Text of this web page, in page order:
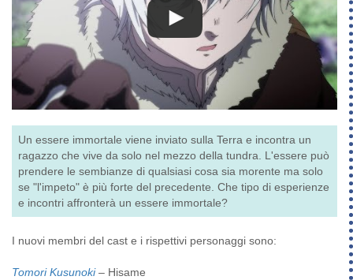
Un essere immortale viene inviato sulla Terra e incontra un
ragazzo che vive da solo nel mezzo della tundra. L'essere può
prendere le sembianze di qualsiasi cosa sia morente ma solo
se "l'impeto" è più forte del precedente. Che tipo di esperienze
e incontri affronterà un essere immortale?
I nuovi membri del cast e i rispettivi personaggi sono:
Tomori Kusunoki– Hisame